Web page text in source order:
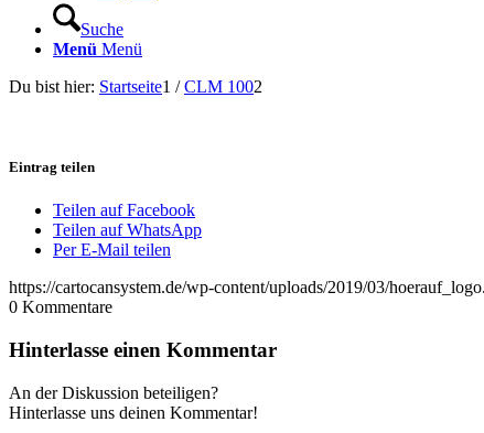
Suche
Menü Menü
Du bist hier: Startseite1 / CLM 1002
Eintrag teilen
Teilen auf Facebook
Teilen auf WhatsApp
Per E-Mail teilen
https://cartocansystem.de/wp-content/uploads/2019/03/
0 Kommentare
Hinterlasse einen Kommentar
An der Diskussion beteiligen?
Hinterlasse uns deinen Kommentar!